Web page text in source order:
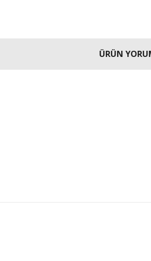
ÜRÜN